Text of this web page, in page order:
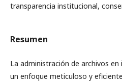
transparencia institucional,
Resumen
La administración de archivos
un enfoque meticuloso y